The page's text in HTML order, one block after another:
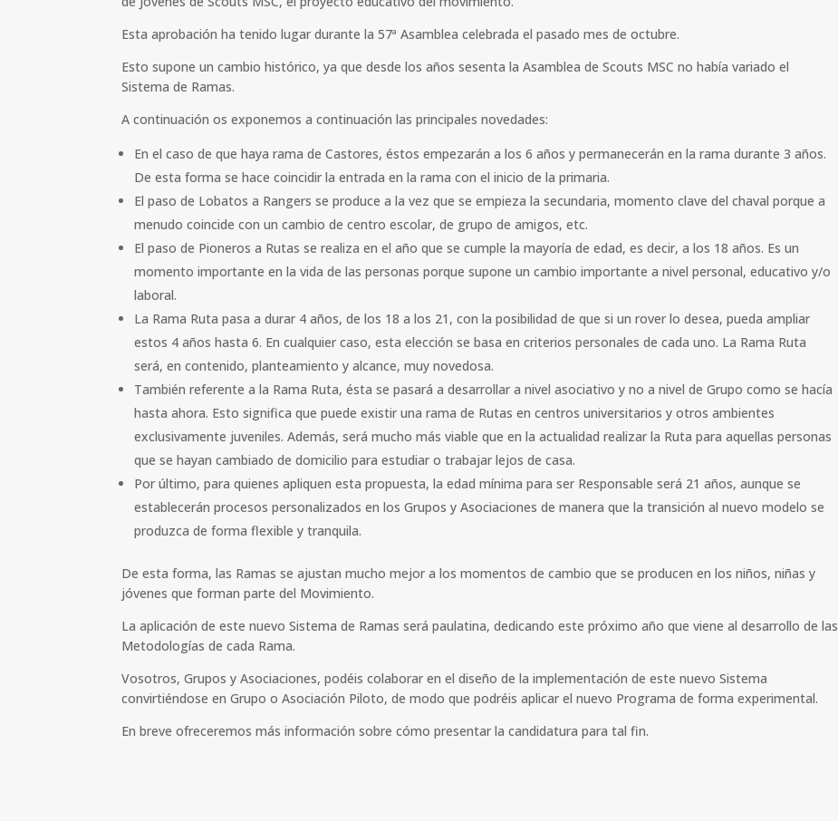
Esta aprobación ha tenido lugar durante la 57ª Asamblea celebrada el pasado mes de octubre.
Esto supone un cambio histórico, ya que desde los años sesenta la Asamblea de Scouts MSC no había variado el
Sistema de Ramas.
A continuación os exponemos a continuación las principales novedades:
En el caso de que haya rama de Castores, éstos empezarán a los 6 años y permanecerán en la rama durante 3 años.
De esta forma se hace coincidir la entrada en la rama con el inicio de la primaria.
El paso de Lobatos a Rangers se produce a la vez que se empieza la secundaria, momento clave del chaval porque a
menudo coincide con un cambio de centro escolar, de grupo de amigos, etc.
El paso de Pioneros a Rutas se realiza en el año que se cumple la mayoría de edad, es decir, a los 18 años. Es un
momento importante en la vida de las personas porque supone un cambio importante a nivel personal, educativo y/o
laboral.
La Rama Ruta pasa a durar 4 años, de los 18 a los 21, con la posibilidad de que si un rover lo desea, pueda ampliar
estos 4 años hasta 6. En cualquier caso, esta elección se basa en criterios personales de cada uno. La Rama Ruta
será, en contenido, planteamiento y alcance, muy novedosa.
También referente a la Rama Ruta, ésta se pasará a desarrollar a nivel asociativo y no a nivel de Grupo como se hacía
hasta ahora. Esto significa que puede existir una rama de Rutas en centros universitarios y otros ambientes
exclusivamente juveniles. Además, será mucho más viable que en la actualidad realizar la Ruta para aquellas personas
que se hayan cambiado de domicilio para estudiar o trabajar lejos de casa.
Por último, para quienes apliquen esta propuesta, la edad mínima para ser Responsable será 21 años, aunque se
establecerán procesos personalizados en los Grupos y Asociaciones de manera que la transición al nuevo modelo se
produzca de forma flexible y tranquila.
De esta forma, las Ramas se ajustan mucho mejor a los momentos de cambio que se producen en los niños, niñas y
jóvenes que forman parte del Movimiento.
La aplicación de este nuevo Sistema de Ramas será paulatina, dedicando este próximo año que viene al desarrollo de las
Metodologías de cada Rama.
Vosotros, Grupos y Asociaciones, podéis colaborar en el diseño de la implementación de este nuevo Sistema
convirtiéndose en Grupo o Asociación Piloto, de modo que podréis aplicar el nuevo Programa de forma experimental.
En breve ofreceremos más información sobre cómo presentar la candidatura para tal fin.